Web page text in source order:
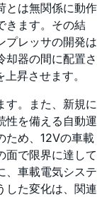
とは無関係に動作
きます。その結
プレッサの開発は
却器の間に配置さ
昇させます。
す。また、新規に
性を備える自動運
ため、12Vの車載
面で限界に達して
、車載電気システ
した変化は、関連